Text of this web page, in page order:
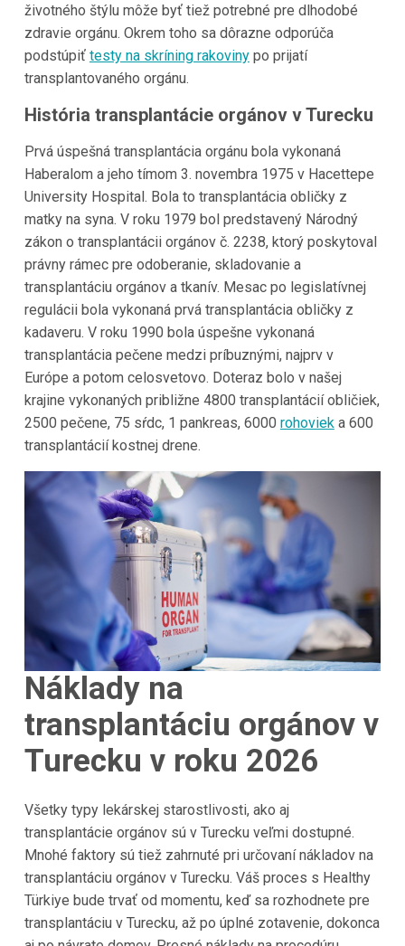
životného štýlu môže byť tiež potrebné pre dlhodobé
zdravie orgánu. Okrem toho sa dôrazne odporúča
podstúpiť testy na skríning rakovinypo prijatí
transplantovaného orgánu.
História transplantácie orgánov v Turecku
Prvá úspešná transplantácia orgánu bola vykonaná
Haberalom a jeho tímom 3. novembra 1975 v Hacettepe
University Hospital. Bola to transplantácia obličky z
matky na syna. V roku 1979 bol predstavený Národný
zákon o transplantácii orgánov č. 2238, ktorý poskytoval
právny rámec pre odoberanie, skladovanie a
transplantáciu orgánov a tkanív. Mesac po legislatívnej
regulácii bola vykonaná prvá transplantácia obličky z
kadaveru. V roku 1990 bola úspešne vykonaná
transplantácia pečene medzi príbuznými, najprv v
Európe a potom celosvetovo. Doteraz bolo v našej
krajine vykonaných približne 4800 transplantácií obličiek,
2500 pečene, 75 sŕdc, 1 pankreas, 6000 rohoviek a 600
transplantácií kostnej drene.
Náklady na
transplantáciu orgánov v
Turecku v roku 2026
Všetky typy lekárskej starostlivosti, ako aj
transplantácie orgánov sú v Turecku veľmi dostupné.
Mnohé faktory sú tiež zahrnuté pri určovaní nákladov na
transplantáciu orgánov v Turecku. Váš proces s Healthy
Türkiye bude trvať od momentu, keď sa rozhodnete pre
transplantáciu v Turecku, až po úplné zotavenie, dokonca